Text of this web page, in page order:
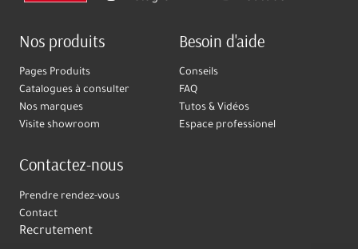
Nos produits
Pages Produits
Catalogues à consulter
Nos marques
Visite showroom
Besoin d'aide
Conseils
FAQ
Tutos & Vidéos
Espace professionel
Contactez-nous
Prendre rendez-vous
Contact
Recrutement